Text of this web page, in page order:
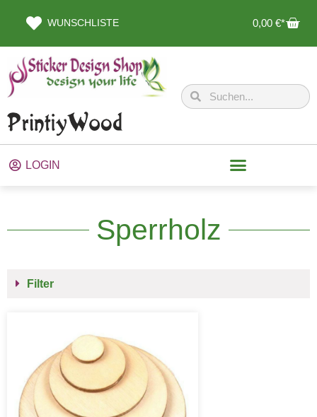
WUNSCHLISTE 0,00 €
LOGIN
Sperrholz
Filter